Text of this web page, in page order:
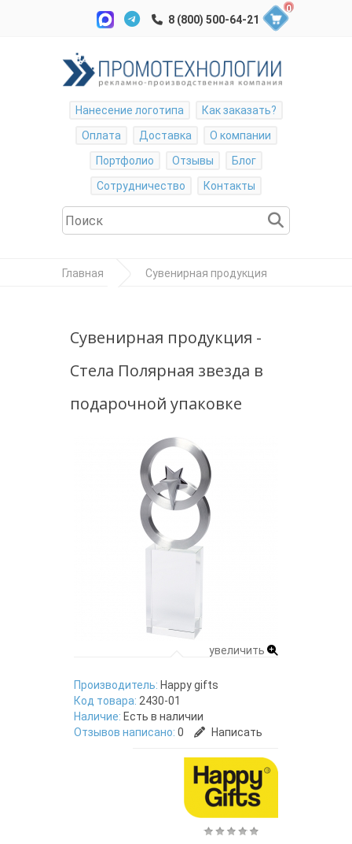
0
Нанесение логотипа
Как заказать?
Оплата
Доставка
О компании
Портфолио
Отзывы
Блог
Сотрудничество
Контакты
Главная Сувенирная продукция
звезда" в подарочной упаковке
Сувенирная продукция -
Стела Полярная звезда в
подарочной упаковке
увеличить
Производитель: Happy gifts
Код товара: 2430-01
Наличие: Есть в наличии
Отзывов написано: 0 Написать